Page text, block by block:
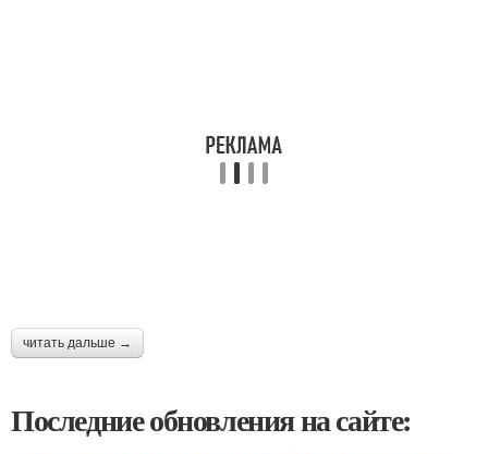
читать дальше →
Последние обновления на сайте: